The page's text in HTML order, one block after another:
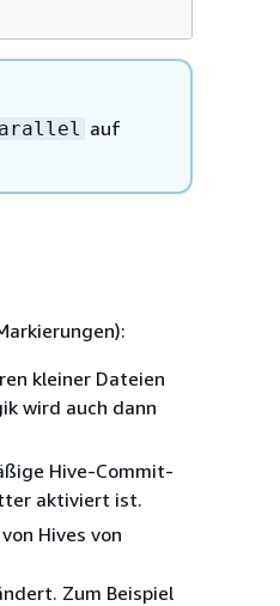
auf
kleiner Dateien
wird auch dann
Hive-Commit-
aktiviert ist.
Hives von
Zum Beispiel